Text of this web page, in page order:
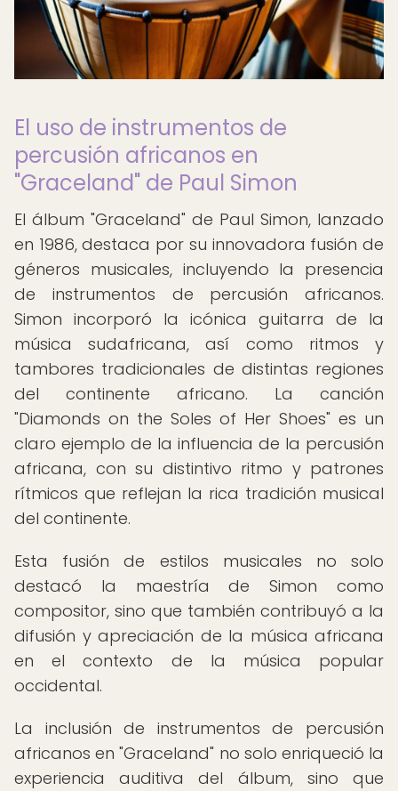
El uso de instrumentos de
percusión africanos en
"Graceland" de Paul Simon
El álbum "Graceland" de Paul Simon, lanzado
en 1986, destaca por su innovadora fusión de
géneros musicales, incluyendo la presencia
de instrumentos de percusión africanos.
Simon incorporó la icónica guitarra de la
música sudafricana, así como ritmos y
tambores tradicionales de distintas regiones
del continente africano. La canción
"Diamonds on the Soles of Her Shoes" es un
claro ejemplo de la influencia de la percusión
africana, con su distintivo ritmo y patrones
rítmicos que reflejan la rica tradición musical
del continente.
Esta fusión de estilos musicales no solo
destacó la maestría de Simon como
compositor, sino que también contribuyó a la
difusión y apreciación de la música africana
en el contexto de la música popular
occidental.
La inclusión de instrumentos de percusión
africanos en "Graceland" no solo enriqueció la
experiencia auditiva del álbum, sino que